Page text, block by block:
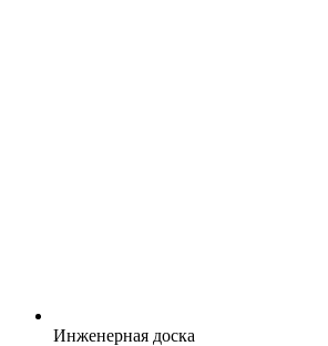
Инженерная доска